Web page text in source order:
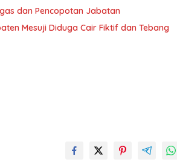
dan Pencopotan Jabatan
Mesuji Diduga Cair Fiktif dan Tebang